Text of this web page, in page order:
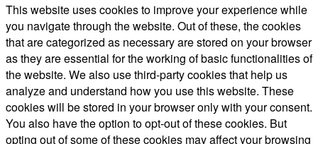
This website uses cookies to improve your experience while
you navigate through the website. Out of these, the cookies
that are categorized as necessary are stored on your browser
as they are essential for the working of basic functionalities of
the website. We also use third-party cookies that help us
analyze and understand how you use this website. These
cookies will be stored in your browser only with your consent.
You also have the option to opt-out of these cookies. But
opting out of some of these cookies may affect your browsing